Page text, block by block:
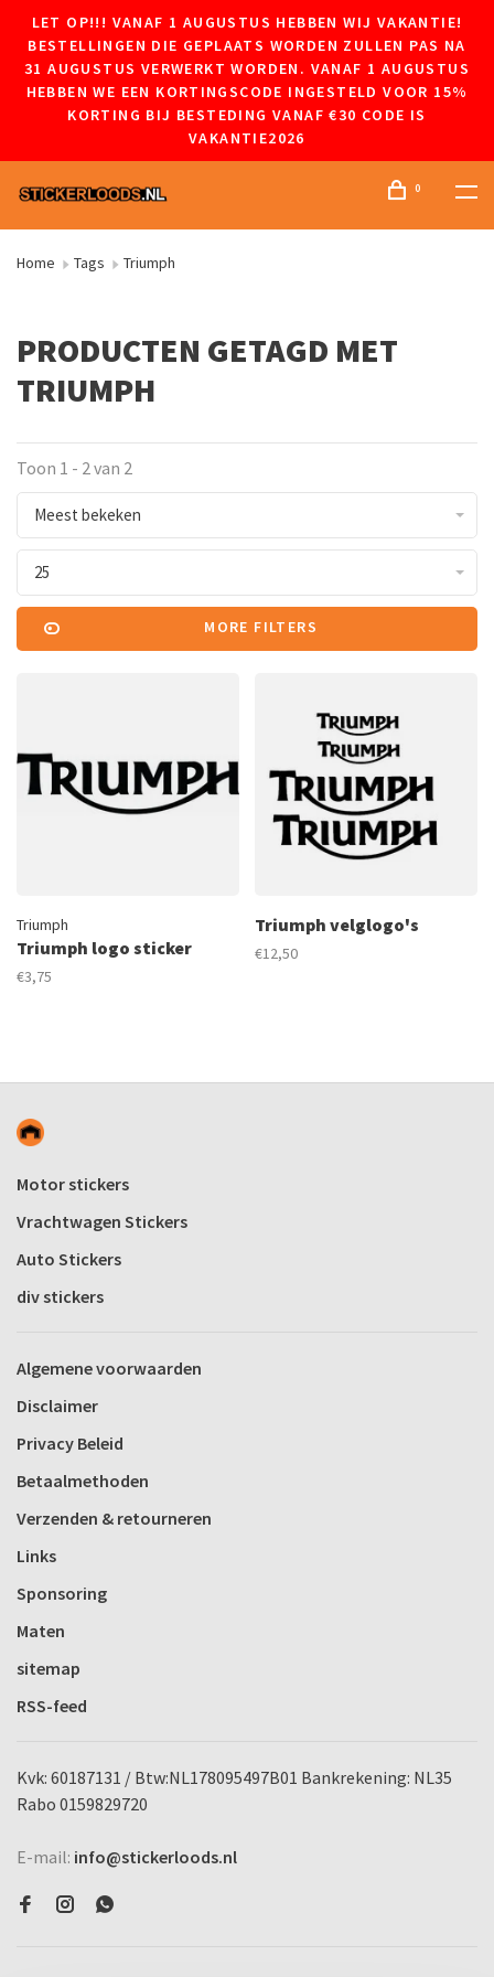
LET OP!!! VANAF 1 AUGUSTUS HEBBEN WIJ VAKANTIE!
BESTELLINGEN DIE GEPLAATS WORDEN ZULLEN PAS NA
31 AUGUSTUS VERWERKT WORDEN. VANAF 1 AUGUSTUS
HEBBEN WE EEN KORTINGSCODE INGESTELD VOOR 15%
KORTING BIJ BESTEDING VANAF €30 CODE IS
VAKANTIE2026
0
Home Tags Triumph
PRODUCTEN GETAGD MET
TRIUMPH
Toon 1 - 2 van 2
Meest bekeken
25
MORE FILTERS
Triumph
Triumph logo sticker
€3,75
Triumph velglogo's
€12,50
Motor stickers
Vrachtwagen Stickers
Auto Stickers
div stickers
Algemene voorwaarden
Disclaimer
Privacy Beleid
Betaalmethoden
Verzenden & retourneren
Links
Sponsoring
Maten
sitemap
RSS-feed
Kvk: 60187131 / Btw:NL178095497B01 Bankrekening: NL35
Rabo 0159829720
E-mail: info@stickerloods.nl